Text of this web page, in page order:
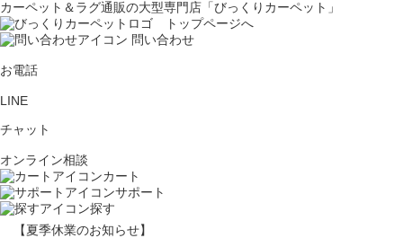
カーペット＆ラグ通販の大型専門店「びっくりカーペット」
問い合わせ
お電話
LINE
チャット
オンライン相談
カート
サポート
探す
【夏季休業のお知らせ】